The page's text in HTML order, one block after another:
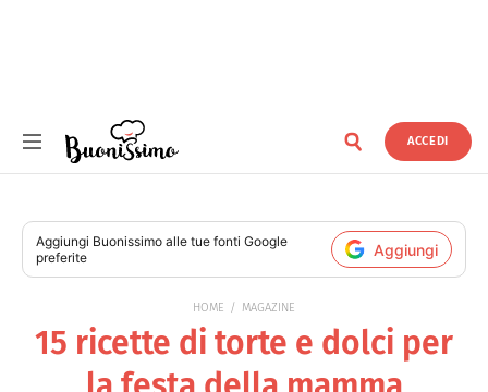
ACCEDI
Aggiungi Buonissimo alle tue fonti Google
preferite
Aggiungi
HOME MAGAZINE
15 ricette di torte e dolci per